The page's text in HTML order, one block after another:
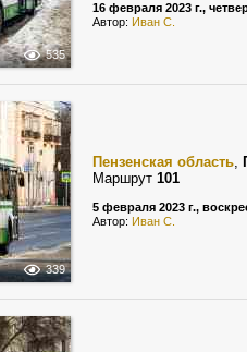
535
16 февраля 2023 г.,
Автор: Иван С.
339
Пензенская область,
Маршрут 101
5 февраля 2023 г.,
Автор: Иван С.